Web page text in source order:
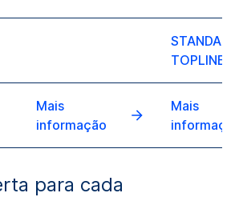
TOPLINE
Mais
informação
Mais
para cada